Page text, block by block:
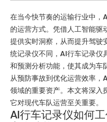
在当今快节奏的运输行业中，
的运营方式。凭借人工智能
提供实时洞察，从而提升驾驶
统记录仪不同，AI行车记录仪
和预测分析功能，使其成为车
从预防事故到优化运营效率，
领域的重要资产。本文将深入
它对现代车队运营至关重要。
AI行车记录仪如何